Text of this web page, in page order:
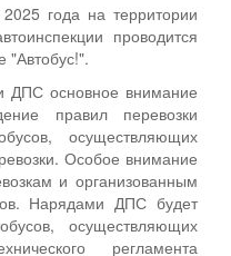
года на территории
проводится
"Автобус!".
ДПС основное внимание
правил перевозки
осуществляющих
Особое внимание
и организованным
Нарядами ДПС будет
осуществляющих
регламента